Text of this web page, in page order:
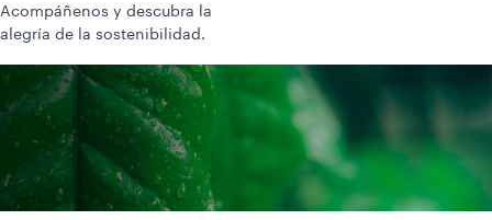
Acompáñenos y descubra la
alegría de la sostenibilidad.